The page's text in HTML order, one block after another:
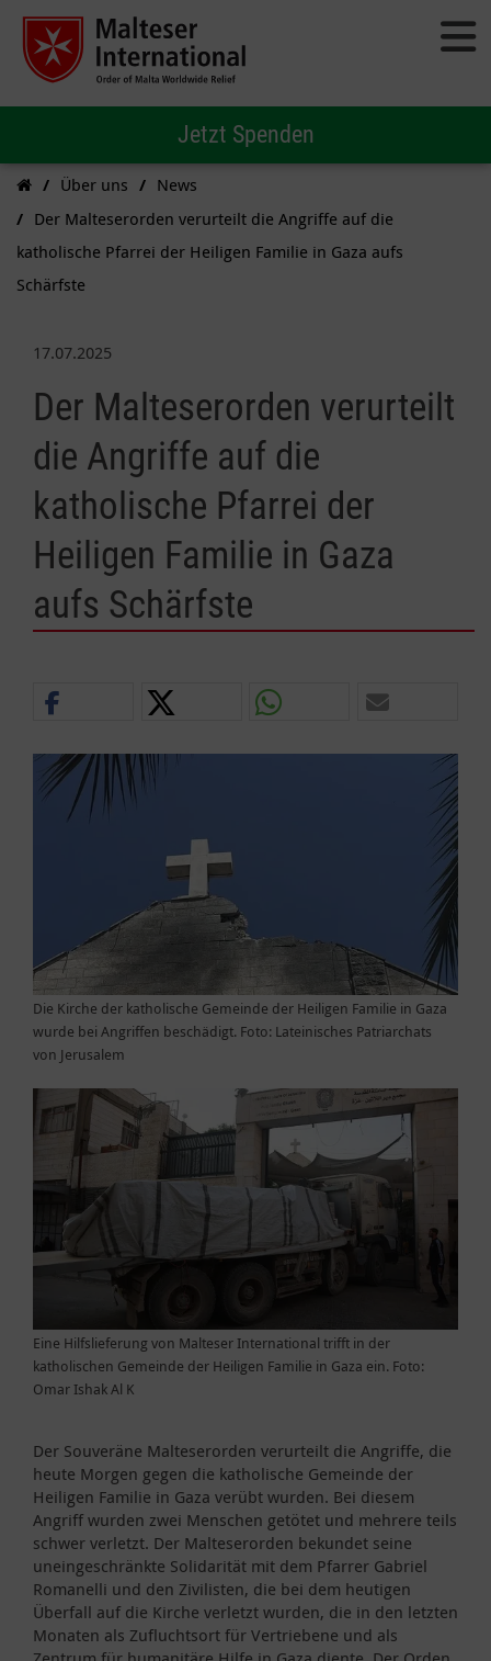
Jetzt Spenden
Über uns
News
Der Malteserorden verurteilt die Angriffe auf die
katholische Pfarrei der Heiligen Familie in Gaza aufs
Schärfste
17.07.2025
Der Malteserorden verurteilt
die Angriffe auf die
katholische Pfarrei der
Heiligen Familie in Gaza
aufs Schärfste
Die Kirche der katholische Gemeinde der Heiligen Familie in Gaza
wurde bei Angriffen beschädigt. Foto: Lateinisches Patriarchats
von Jerusalem
Eine Hilfslieferung von Malteser International trifft in der
katholischen Gemeinde der Heiligen Familie in Gaza ein. Foto:
Omar Ishak Al K
Der Souveräne Malteserorden verurteilt die Angriffe, die
heute Morgen gegen die katholische Gemeinde der
Heiligen Familie in Gaza verübt wurden. Bei diesem
Angriff wurden zwei Menschen getötet und mehrere teils
schwer verletzt. Der Malteserorden bekundet seine
uneingeschränkte Solidarität mit dem Pfarrer Gabriel
Romanelli und den Zivilisten, die bei dem heutigen
Überfall auf die Kirche verletzt wurden, die in den letzten
Monaten als Zufluchtsort für Vertriebene und als